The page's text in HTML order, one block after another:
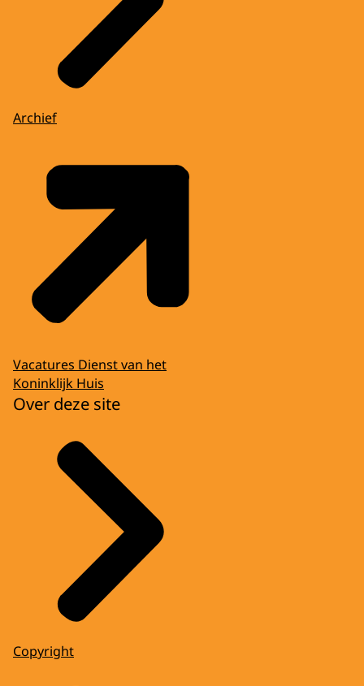
Archief
Vacatures Dienst van het
Koninklijk Huis
Over deze site
Copyright